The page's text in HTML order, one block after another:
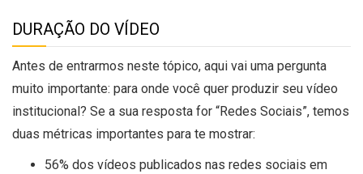
DURAÇÃO DO VÍDEO
Antes de entrarmos neste tópico, aqui vai uma pergunta
muito importante: para onde você quer produzir seu vídeo
institucional? Se a sua resposta for “Redes Sociais”, temos
duas métricas importantes para te mostrar:
56% dos vídeos publicados nas redes sociais em